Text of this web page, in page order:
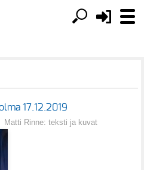
17.12.2019
Matti Rinne: teksti ja kuvat